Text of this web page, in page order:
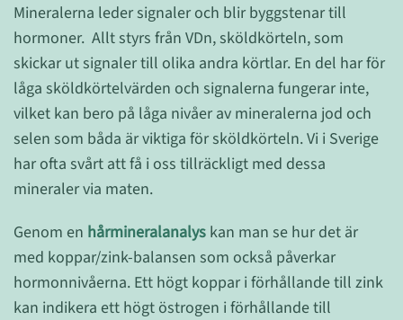
Mineralerna leder signaler och blir byggstenar till
hormoner. Allt styrs från VDn, sköldkörteln, som
skickar ut signaler till olika andra körtlar. En del har för
låga sköldkörtelvärden och signalerna fungerar inte,
vilket kan bero på låga nivåer av mineralerna jod och
selen som båda är viktiga för sköldkörteln. Vi i Sverige
har ofta svårt att få i oss tillräckligt med dessa
mineraler via maten.
Genom en hårmineralanalys kan man se hur det är
med koppar/zink-balansen som också påverkar
hormonnivåerna. Ett högt koppar i förhållande till zink
kan indikera ett högt östrogen i förhållande till